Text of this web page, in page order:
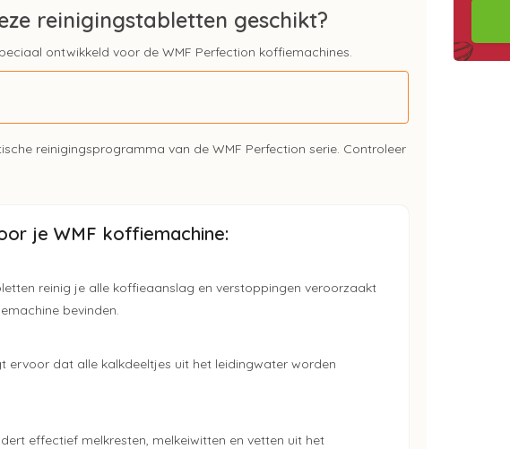
reinigingstabletten geschikt?
ontwikkeld voor de WMF Perfection koffiemachines.
reinigingsprogramma van de WMF Perfection serie. Controleer
je WMF koffiemachine:
reinig je alle koffieaanslag en verstoppingen veroorzaakt
bevinden.
ervoor dat alle kalkdeeltjes uit het leidingwater worden
effectief melkresten, melkeiwitten en vetten uit het